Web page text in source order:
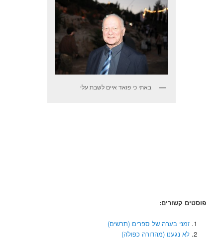
באתי כי פואד איים לשבת עלי
פוסטים קשורים:
זמני בערה של ספרים (תרשים)
לא נגענו (מהדורה כפולה)